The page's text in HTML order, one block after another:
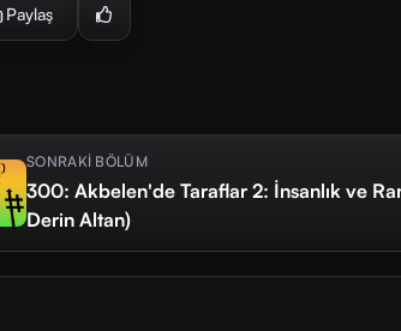
Paylaş
SONRAKİ BÖLÜM
300: Akbelen'de Taraflar 2: İnsanlık ve
Derin Altan)